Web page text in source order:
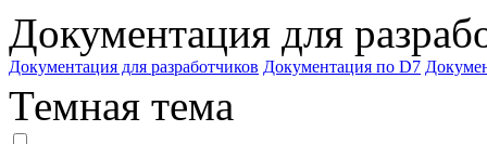
Документация для
Документация для разработчиков Документация по D7
Темная тема